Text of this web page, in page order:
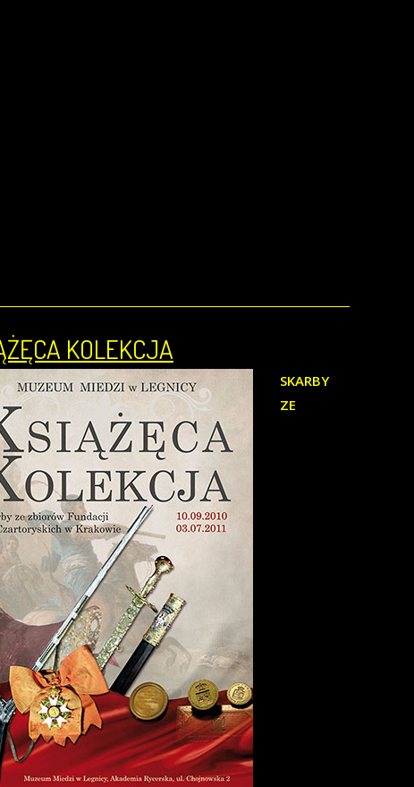
KOLEKCJA
SKARBY
ZE